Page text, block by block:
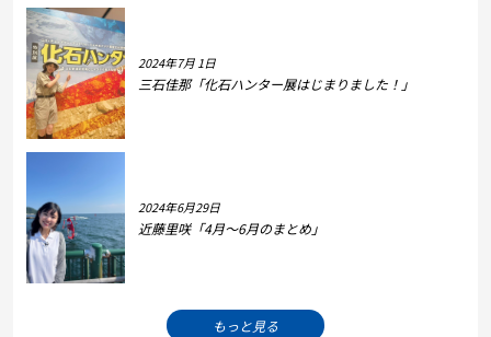
2024年7月 1日
三石佳那「化石ハンター展はじまりました！」
2024年6月29日
近藤里咲「4月～6月のまとめ」
もっと見る